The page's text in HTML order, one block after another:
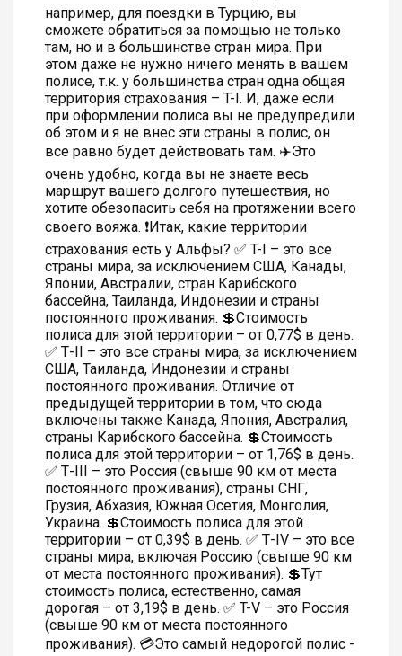
например, для поездки в Турцию, вы
сможете обратиться за помощью не только
там, но и в большинстве стран мира. При
этом даже не нужно ничего менять в вашем
полисе, т.к. у большинства стран одна общая
территория страхования – T-I. И, даже если
при оформлении полиса вы не предупредили
об этом и я не внес эти страны в полис, он
все равно будет действовать там. ✈️Это
очень удобно, когда вы не знаете весь
маршрут вашего долгого путешествия, но
хотите обезопасить себя на протяжении всего
своего вояжа. ❗️Итак, какие территории
страхования есть у Альфы? ✅ T-I – это все
страны мира, за исключением США, Канады,
Японии, Австралии, стран Карибского
бассейна, Таиланда, Индонезии и страны
постоянного проживания. 💲Стоимость
полиса для этой территории – от 0,77$ в день.
✅ Т-II – это все страны мира, за исключением
США, Таиланда, Индонезии и страны
постоянного проживания. Отличие от
предыдущей территории в том, что сюда
включены также Канада, Япония, Австралия,
страны Карибского бассейна. 💲Стоимость
полиса для этой территории – от 1,76$ в день.
✅ Т-III – это Россия (свыше 90 км от места
постоянного проживания), страны СНГ,
Грузия, Абхазия, Южная Осетия, Монголия,
Украина. 💲Стоимость полиса для этой
территории – от 0,39$ в день. ✅ Т-IV – это все
страны мира, включая Россию (свыше 90 км
от места постоянного проживания). 💲Тут
стоимость полиса, естественно, самая
дорогая – от 3,19$ в день. ✅ T-V – это Россия
(свыше 90 км от места постоянного
проживания). 💳Это самый недорогой полис -